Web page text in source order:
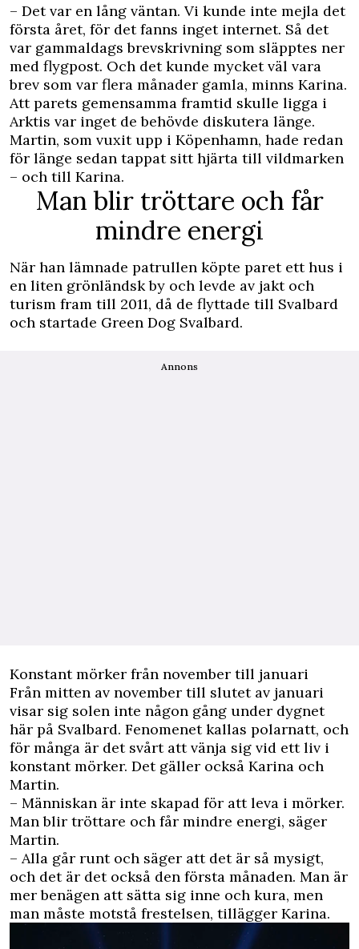
– Det var en lång väntan. Vi kunde inte mejla det
första året, för det fanns inget internet. Så det
var gammaldags brevskrivning som släpptes ner
med flygpost. Och det kunde mycket väl vara
brev som var flera månader gamla, minns Karina.
Att parets gemensamma framtid skulle ligga i
Arktis var inget de behövde diskutera länge.
Martin, som vuxit upp i Köpenhamn, hade redan
för länge sedan tappat sitt hjärta till vildmarken
– och till Karina.
Man blir tröttare och får
mindre energi
När han lämnade patrullen köpte paret ett hus i
en liten grönländsk by och levde av jakt och
turism fram till 2011, då de flyttade till Svalbard
och startade Green Dog Svalbard.
Annons
Konstant mörker från november till januari
Från mitten av november till slutet av januari
visar sig solen inte någon gång under dygnet
här på Svalbard. Fenomenet kallas polarnatt, och
för många är det svårt att vänja sig vid ett liv i
konstant mörker. Det gäller också Karina och
Martin.
– Människan är inte skapad för att leva i mörker.
Man blir tröttare och får mindre energi, säger
Martin.
– Alla går runt och säger att det är så mysigt,
och det är det också den första månaden. Man är
mer benägen att sätta sig inne och kura, men
man måste motstå frestelsen, tillägger Karina.